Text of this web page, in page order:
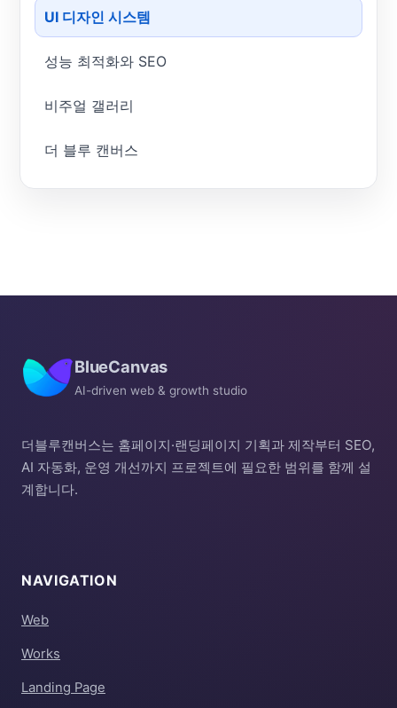
UI 디자인 시스템
성능 최적화와 SEO
비주얼 갤러리
더 블루 캔버스
BlueCanvas
AI-driven web & growth studio
더블루캔버스는 홈페이지·랜딩페이지 기획과 제작부터 SEO,
AI 자동화, 운영 개선까지 프로젝트에 필요한 범위를 함께 설
계합니다.
NAVIGATION
Web
Works
Landing Page